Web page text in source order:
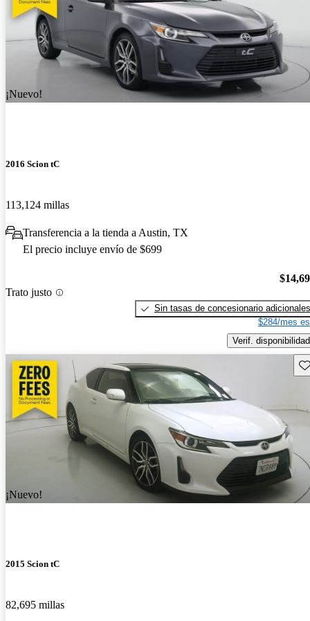
¡Nuevo!
2016 Scion tC
113,124 millas
Transferencia a la tienda a Austin, TX
El precio incluye envío de $699
Trato justo
Sin tasas de concesionario adicionales
$284/mes
Verif. disponibilidad
¡Nuevo!
2015 Scion tC
82,695 millas